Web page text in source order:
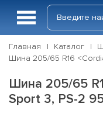
Главная Каталог
Шина 205/65 R16
Шина 205/65
Sport 3, PS-2